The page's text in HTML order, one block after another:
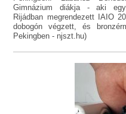
Gimnázium diákja - aki
Rijádban megrendezett IAIO
dobogón végzett, és
Pekingben - njszt.hu)